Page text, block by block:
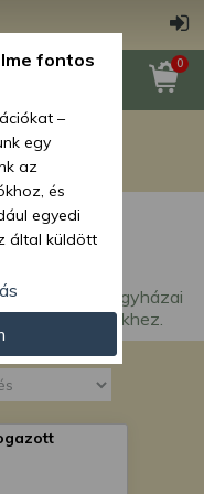
0
csapágyházai
gépekhez.
fontos
–
egy
az
és
egyedi
által küldött
és
és
adatok
geolokációs